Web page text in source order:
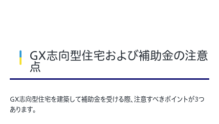
GX志向型住宅および補助金の注意
点
GX志向型住宅を建築して補助金を受ける際、注意すべきポイントが3つ
あります。